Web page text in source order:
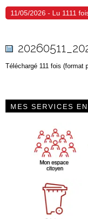
11/05/2026 - Lu 1111
Téléchargé 111 fois (format
MES SERVICES